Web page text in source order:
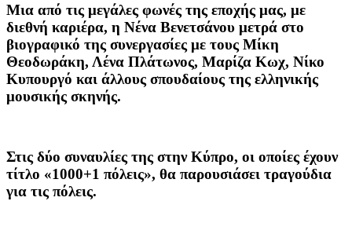
Μια από τις μεγάλες φωνές της εποχής μας, με
διεθνή καριέρα, η Νένα Βενετσάνου μετρά στο
βιογραφικό της συνεργασίες με τους Μίκη
Θεοδωράκη, Λένα Πλάτωνος, Μαρίζα Κωχ, Νίκο
Κυπουργό και άλλους σπουδαίους της ελληνικής
μουσικής σκηνής.
Στις δύο συναυλίες της στην Κύπρο, οι οποίες έχουν
τίτλο «1000+1 πόλεις», θα παρουσιάσει τραγούδια
για τις πόλεις.